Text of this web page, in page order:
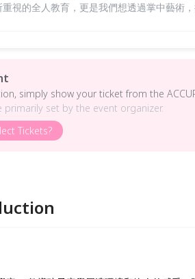
視的全人教育，更是我們想透過掌中藝術
simply show your ticket from the
primarily set by the event organizer.
Tickets?